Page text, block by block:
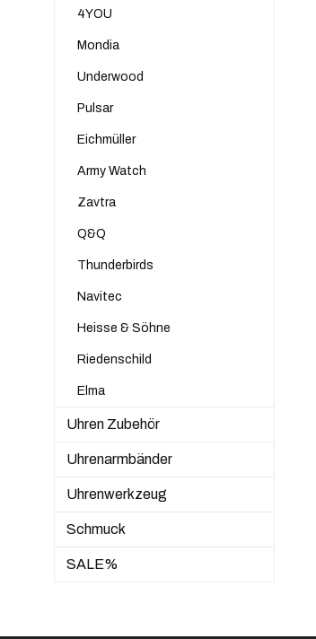
4YOU
Mondia
Underwood
Pulsar
Eichmüller
Army Watch
Zavtra
Q&Q
Thunderbirds
Navitec
Heisse & Söhne
Riedenschild
Elma
Uhren Zubehör
Uhrenarmbänder
Uhrenwerkzeug
Schmuck
SALE%